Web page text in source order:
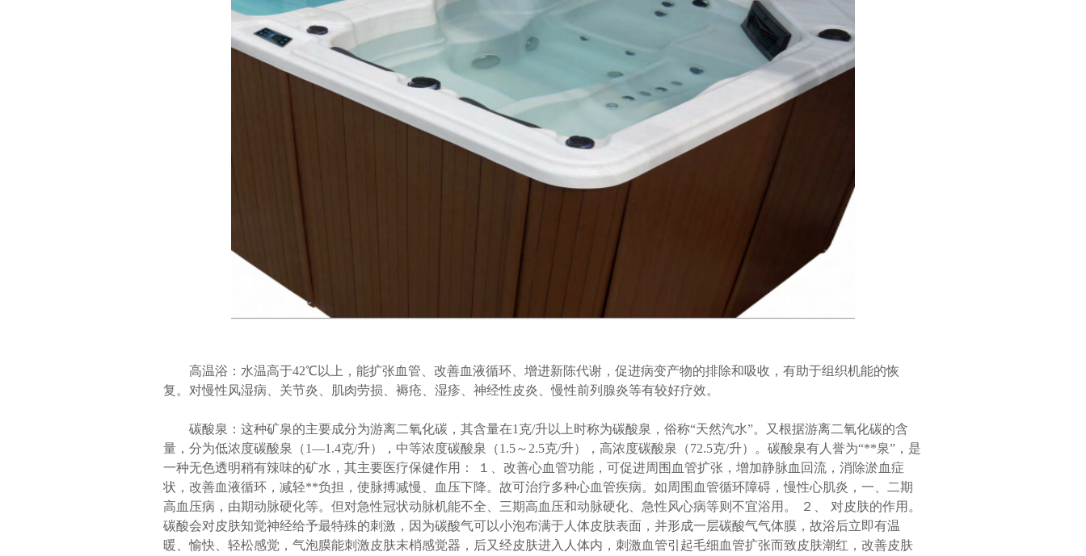
高温浴：水温高于42℃以上，能扩张血管、改善血液循环、增进新陈代谢，促进病变产物的排除和吸收，有助于组织机能的恢
复。对慢性风湿病、关节炎、肌肉劳损、褥疮、湿疹、神经性皮炎、慢性前列腺炎等有较好疗效。
碳酸泉：这种矿泉的主要成分为游离二氧化碳，其含量在1克/升以上时称为碳酸泉，俗称“天然汽水”。又根据游离二氧化碳的含
量，分为低浓度碳酸泉（1—1.4克/升），中等浓度碳酸泉（1.5～2.5克/升），高浓度碳酸泉（72.5克/升）。碳酸泉有人誉为“**泉”，是
一种无色透明稍有辣味的矿水，其主要医疗保健作用： １、改善心血管功能，可促进周围血管扩张，增加静脉血回流，消除淤血症
状，改善血液循环，减轻**负担，使脉搏减慢、血压下降。故可治疗多种心血管疾病。如周围血管循环障碍，慢性心肌炎，一、二期
高血压病，由期动脉硬化等。但对急性冠状动脉机能不全、三期高血压和动脉硬化、急性风心病等则不宜浴用。 ２、 对皮肤的作用。
碳酸会对皮肤知觉神经给予最特殊的刺激，因为碳酸气可以小泡布满于人体皮肤表面，并形成一层碳酸气气体膜，故浴后立即有温
暖、愉快、轻松感觉，气泡膜能刺激皮肤末梢感觉器，后又经皮肤进入人体内，刺激血管引起毛细血管扩张而致皮肤潮红，改善皮肤